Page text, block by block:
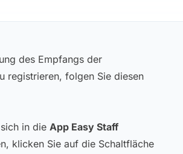
des Empfangs der
registrieren, folgen Sie diesen
in die App Easy Staff
klicken Sie auf die Schaltfläche